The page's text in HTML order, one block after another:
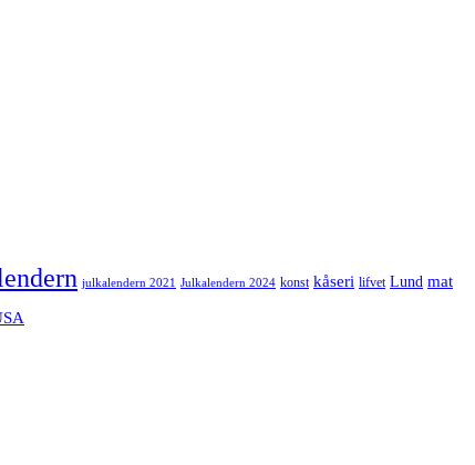
julkalendern 2021 Julkalendern 2024 konst kåseri lifvet Lund mat